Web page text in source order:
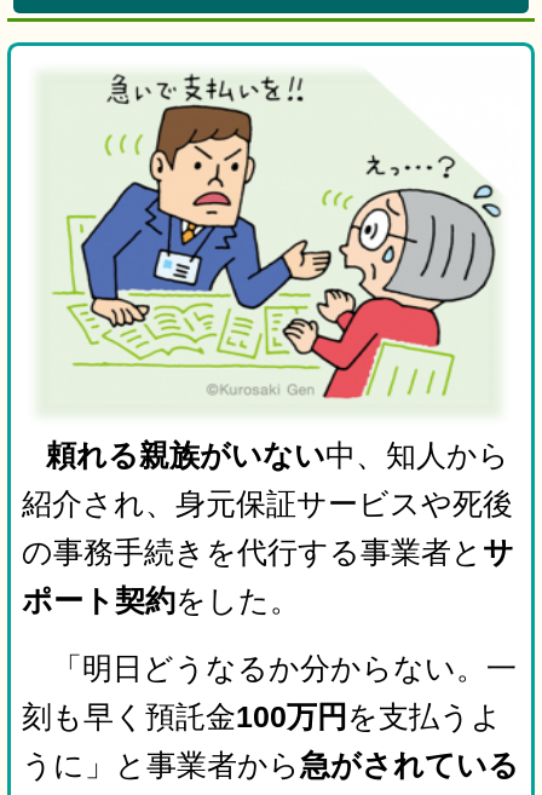
頼れる親族がいない中、知人から
紹介され、身元保証サービスや死後
の事務手続きを代行する事業者と サ
ポート契約をした。
「明日どうなるか分からない。一
刻も早く預託金100万円 を支払うよ
うに」と事業者から急がされている